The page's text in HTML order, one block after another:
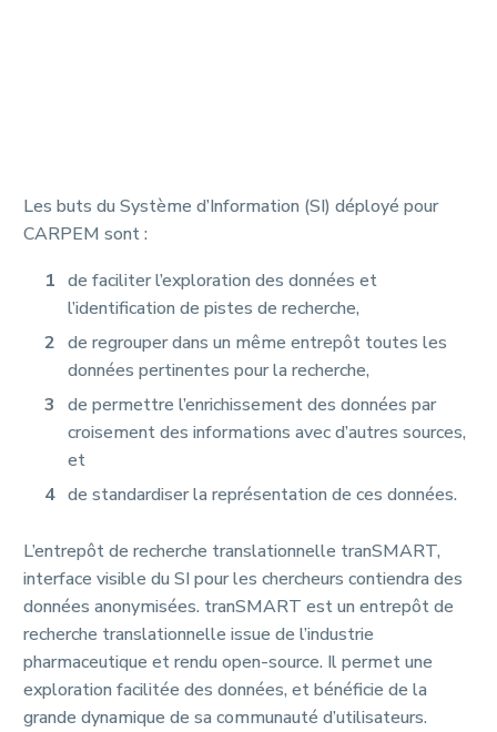
Les buts du Système d’Information (SI) déployé pour
CARPEM sont :
de faciliter l’exploration des données et
l’identification de pistes de recherche,
de regrouper dans un même entrepôt toutes les
données pertinentes pour la recherche,
de permettre l’enrichissement des données par
croisement des informations avec d’autres sources,
et
de standardiser la représentation de ces données.
L’entrepôt de recherche translationnelle tranSMART,
interface visible du SI pour les chercheurs contiendra des
données anonymisées. tranSMART est un entrepôt de
recherche translationnelle issue de l’industrie
pharmaceutique et rendu open-source. Il permet une
exploration facilitée des données, et bénéficie de la
grande dynamique de sa communauté d’utilisateurs.